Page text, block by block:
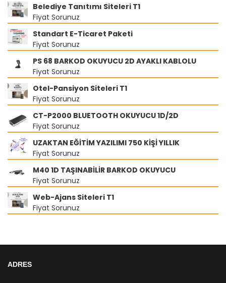
Belediye Tanıtımı Siteleri T1
Fiyat Sorunuz
Standart E-Ticaret Paketi
Fiyat Sorunuz
PS 68 BARKOD OKUYUCU 2D AYAKLI KABLOLU
Fiyat Sorunuz
Otel-Pansiyon Siteleri T1
Fiyat Sorunuz
CT-P2000 BLUETOOTH OKUYUCU 1D/2D
Fiyat Sorunuz
UZAKTAN EĞİTİM YAZILIMI 750 KİŞİ YILLIK
Fiyat Sorunuz
M40 1D TAŞINABİLİR BARKOD OKUYUCU
Fiyat Sorunuz
Web-Ajans Siteleri T1
Fiyat Sorunuz
ADRES